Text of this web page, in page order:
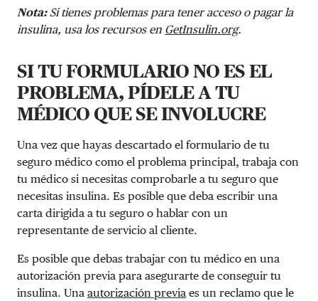
Nota:Si tienes problemas para tener acceso o pagar la
insulina, usa los recursos en GetInsulin.org.
SI TU FORMULARIO NO ES EL
PROBLEMA, PÍDELE A TU
MÉDICO QUE SE INVOLUCRE
Una vez que hayas descartado el formulario de tu
seguro médico como el problema principal, trabaja con
tu médico si necesitas comprobarle a tu seguro que
necesitas insulina. Es posible que deba escribir una
carta dirigida a tu seguro o hablar con un
representante de servicio al cliente.
Es posible que debas trabajar con tu médico en una
autorización previa para asegurarte de conseguir tu
insulina. Una autorización previa es un reclamo que le